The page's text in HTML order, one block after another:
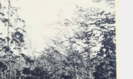
курорта